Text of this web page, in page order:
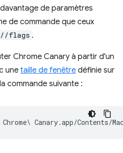
de paramètres
de commande que ceux
flags .
Chrome Canary à partir d'un
une taille de fenêtre définie sur
commande suivante :